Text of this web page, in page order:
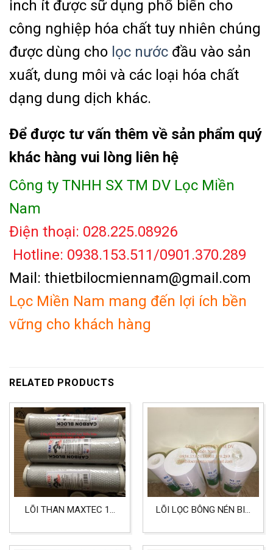
inch ít được sữ dụng phổ biến cho
công nghiệp hóa chất tuy nhiên chúng
được dùng cho lọc nước đầu vào sản
xuất, dung môi và các loại hóa chất
dạng dung dịch khác.
Để được tư vấn thêm về sản phẩm quý
khác hàng vui lòng liên hệ
Công ty TNHH SX TM DV Lọc Miền
Nam
Điện thoại: 028.225.08926
Hotline: 0938.153.511/0901.370.289
Mail: thietbilocmiennam@gmail.com
Lọc Miền Nam mang đến lợi ích bền
vững cho khách hàng
RELATED PRODUCTS
LÕI THAN MAXTEC 10
LÕI LỌC BÔNG NÉN BIG
MẮM